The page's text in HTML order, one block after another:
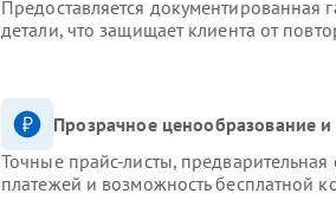
Предоставляется
детали, что защищает клиента от
Прозрачное ценообразование и
Точные прайс-листы, предварительная
платежей и возможность бесплатной